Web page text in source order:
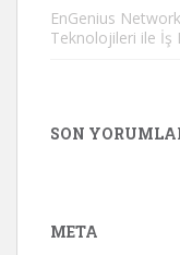
EnGenius
Teknolojileri ile İş
SON
META